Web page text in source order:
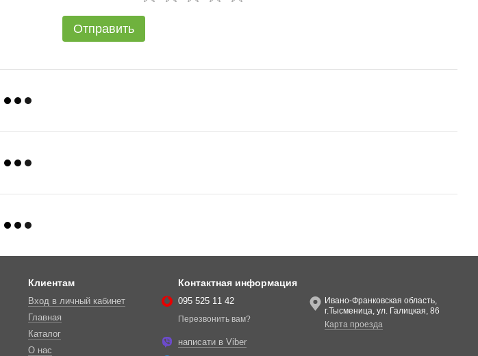
Отправить
Клиентам
Вход в личный кабинет
Главная
Каталог
О нас
Контактная информация
095 525 11 42
Перезвонить вам?
написати в Viber
Ивано-Франковская область,
г.Тысменица, ул. Галицкая, 86
Карта проезда